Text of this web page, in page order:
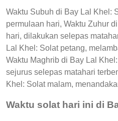
Waktu Subuh di Bay Lal Khel:
permulaan hari, Waktu Zuhur
hari, dilakukan selepas
Lal Khel: Solat petang,
Waktu Maghrib di Bay Lal
sejurus selepas matahari
Khel: Solat malam,
Waktu solat hari ini di